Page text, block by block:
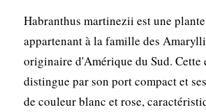
Habranthus martinezii est une
appartenant à la famille des
originaire d'Amérique du Sud. Cette
distingue par son port compact et
de couleur blanc et rose,